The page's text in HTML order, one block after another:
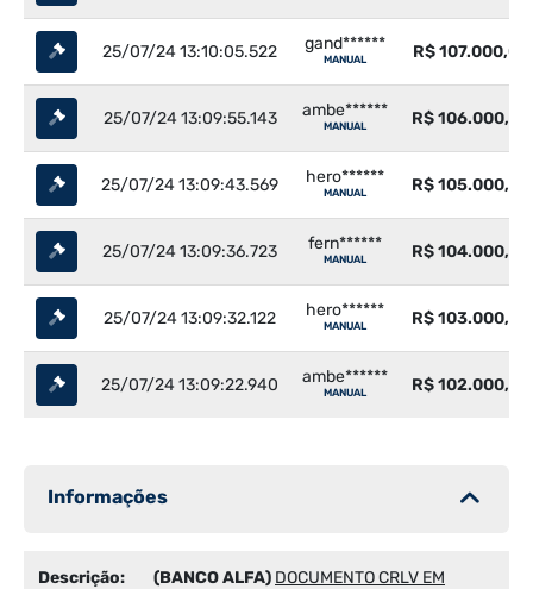
25/07/24 13:10:05.522 gand******
MANUAL R$ 107.000,00
25/07/24 13:09:55.143 ambe******
MANUAL R$ 106.000,00
25/07/24 13:09:43.569 hero******
MANUAL R$ 105.000,00
25/07/24 13:09:36.723 fern******
MANUAL R$ 104.000,00
25/07/24 13:09:32.122 hero******
MANUAL R$ 103.000,00
25/07/24 13:09:22.940 ambe******
MANUAL R$ 102.000,00
Informações
Descrição: (BANCO ALFA) DOCUMENTO CRLV EM